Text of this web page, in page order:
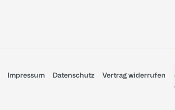
Impressum Datenschutz Vertrag widerrufen